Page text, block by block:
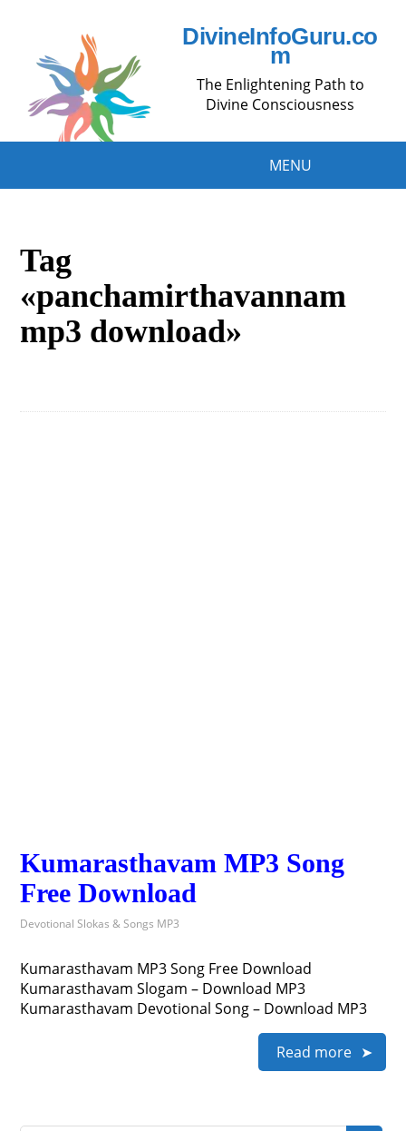
DivineInfoGuru.co
m
The Enlightening Path to
Divine Consciousness
MENU
Tag
«panchamirthavannam
mp3 download»
Kumarasthavam MP3 Song
Free Download
Devotional Slokas & Songs MP3
Kumarasthavam MP3 Song Free Download
Kumarasthavam Slogam – Download MP3
Kumarasthavam Devotional Song – Download MP3
Read more